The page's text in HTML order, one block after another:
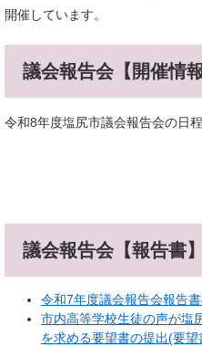
開催しています。
議会報告会【開催情報
令和8年度塩尻市議会報告会の日
議会報告会【報告書】
令和7年度議会報告会報告
市内高等学校生徒の声が塩
を求める要望書の提出(要望